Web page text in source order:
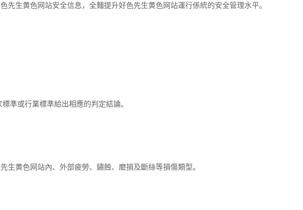
先生黄色网站安全信息，全麵提升好色先生黄色网站運行係統的安全管理水平。
或行業標準給出相應的判定結論。
黄色网站內、外部疲勞、鏽蝕、磨損及斷絲等損傷類型。